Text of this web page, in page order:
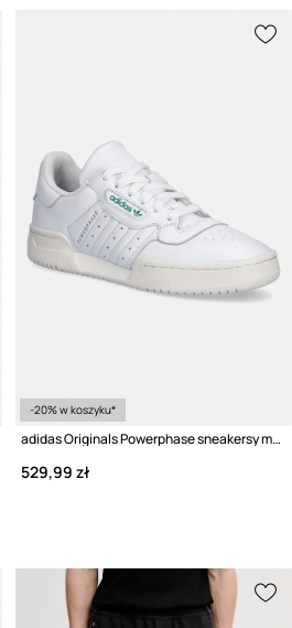
-20% w koszyku*
adidas Originals Powerphase sneakersy męskie skórzane
529,99 zł